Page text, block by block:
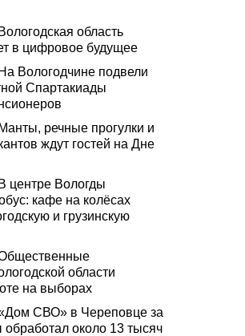
Вологодская область
в цифровое будущее
На Вологодчине подвели
Спартакиады
Манты, речные прогулки и
ждут гостей на Дне
В центре Вологды
кафе на колёсах
и грузинскую
области
на выборах
СВО» в Череповце за
обработал около 13 тысяч